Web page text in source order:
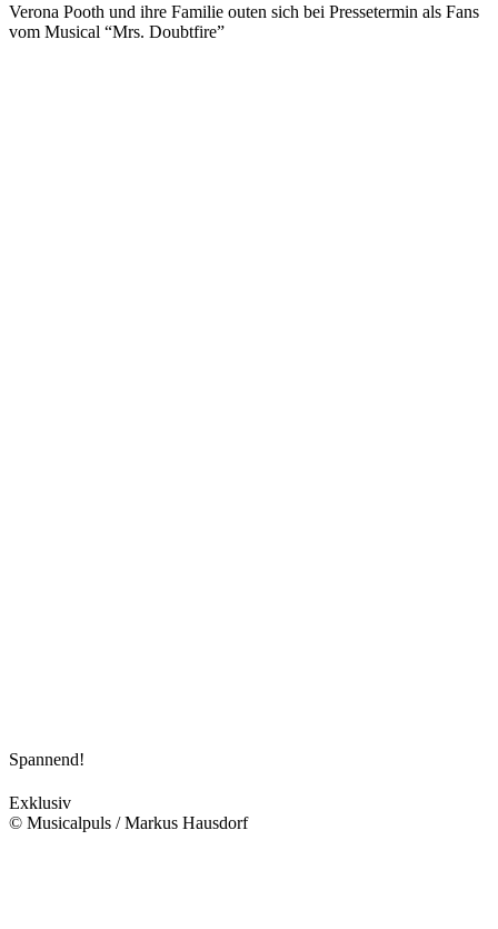
Verona Pooth und ihre Familie outen sich bei Pressetermin als Fans
vom Musical “Mrs. Doubtfire”
Spannend!
Exklusiv
© Musicalpuls / Markus Hausdorf